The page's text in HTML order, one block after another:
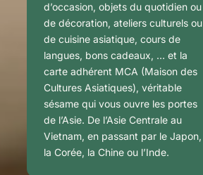
d’occasion, objets du quotidien ou
de décoration, ateliers culturels ou
de cuisine asiatique, cours de
langues, bons cadeaux, … et la
carte adhérent MCA (Maison des
Cultures Asiatiques), véritable
sésame qui vous ouvre les portes
de l’Asie. De l’Asie Centrale au
Vietnam, en passant par le Japon,
la Corée, la Chine ou l’Inde.